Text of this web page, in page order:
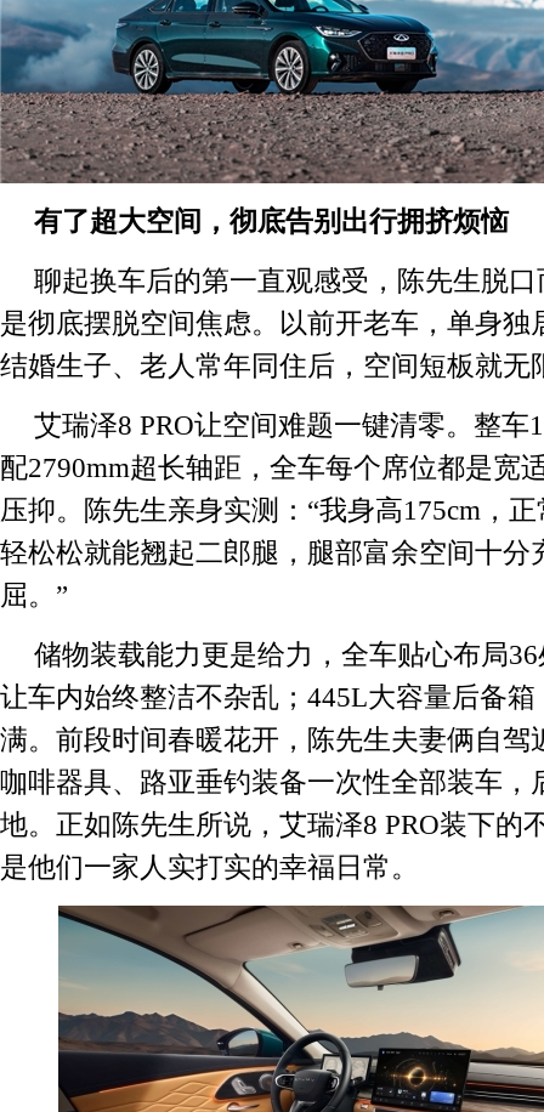
有了超大空间， 彻底告别出行拥挤烦恼
聊起换车后的第一直观感受，陈先生脱
是彻底摆脱空间焦虑。以前开老车，单身独
结婚生子、老人常年同住后，空间短板就无
艾瑞泽8 PRO让空间难题一键清零。整车
配2790mm超长轴距，全车每个席位都是宽
压抑。陈先生亲身实测：“我身高175cm，
轻松松就能翘起二郎腿，腿部富余空间十分
屈。”
储物装载能力更是给力，全车贴心布局
让车内始终整洁不杂乱；445L大容量后备
满。前段时间春暖花开，陈先生夫妻俩自驾
咖啡器具、路亚垂钓装备一次性全部装车，
地。正如陈先生所说，艾瑞泽8 PRO装下的
是他们一家人实打实的幸福日常。